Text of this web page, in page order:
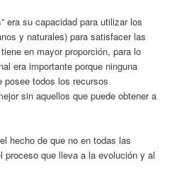
era su capacidad para utilizar los
y naturales) para satisfacer las
en mayor proporción, para lo
era importante porque ninguna
posee todos los recursos
sin aquellos que puede obtener a
hecho de que no en todas las
proceso que lleva a la evolución y al